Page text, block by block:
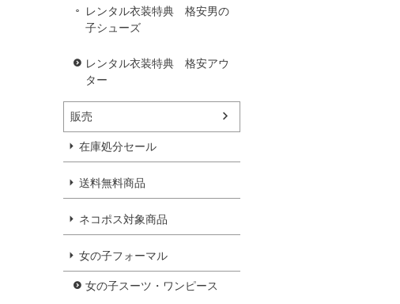
レンタル衣装特典 格安男の
子シューズ
レンタル衣装特典 格安アウ
ター
販売
在庫処分セール
送料無料商品
ネコポス対象商品
女の子フォーマル
女の子スーツ・ワンピース